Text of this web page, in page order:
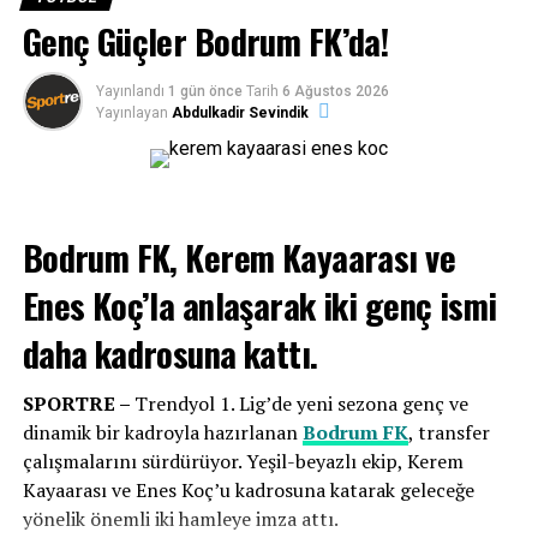
Yeni sezon öncesi değerlendirmelerde bulunan
FKBaşkanıTaner Ankara, lige güçlü bir başlangıç
yapmayı hedeflediklerini belirtti. Sahadaki çalışmalara da
ara vermeden devam eden yeşil-beyazlı ekip, Teknik
DirektörBurhan Eşeryönetimindeki antrenmanlarla
Bursaspor karşılaşmasının hazırlıklarını aralıksız
Genç Güçler Bodrum FK’da!
Yayınlandı 1 gün önce Tarih 6 Ağustos 2026
Yayınlayan Abdulkadir Sevindik
Bodrum FK, Kerem Kayaarası ve
Enes Koç’la anlaşarakiki genç ismi
daha kadrosuna kattı.
SPORTRE – Trendyol 1. Lig’de yeni sezona genç ve
dinamik bir kadroyla hazırlananBodrum FK, transfer
çalışmalarını sürdürüyor. Yeşil-beyazlı ekip, Kerem
Kayaarası ve Enes Koç’u kadrosuna katarak geleceğe
yönelik önemli iki hamleye imza attı.